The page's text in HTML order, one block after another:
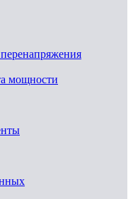
мощности